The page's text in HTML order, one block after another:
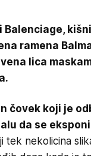
Balenciage,
ramena
lica
čovek koji je
da se
tek nekolicina